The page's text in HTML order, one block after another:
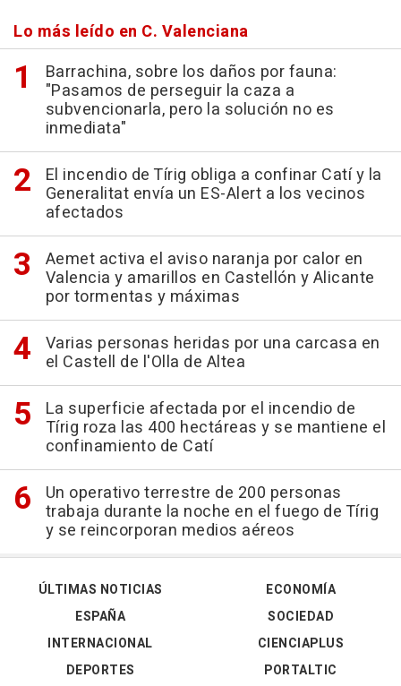
Lo más leído en C. Valenciana
Barrachina, sobre los daños por fauna:
"Pasamos de perseguir la caza a
subvencionarla, pero la solución no es
inmediata"
El incendio de Tírig obliga a confinar Catí y la
Generalitat envía un ES-Alert a los vecinos
afectados
Aemet activa el aviso naranja por calor en
Valencia y amarillos en Castellón y Alicante
por tormentas y máximas
Varias personas heridas por una carcasa en
el Castell de l'Olla de Altea
La superficie afectada por el incendio de
Tírig roza las 400 hectáreas y se mantiene el
confinamiento de Catí
Un operativo terrestre de 200 personas
trabaja durante la noche en el fuego de Tírig
y se reincorporan medios aéreos
ÚLTIMAS NOTICIAS
ESPAÑA
INTERNACIONAL
DEPORTES
ECONOMÍA
SOCIEDAD
CIENCIAPLUS
PORTALTIC